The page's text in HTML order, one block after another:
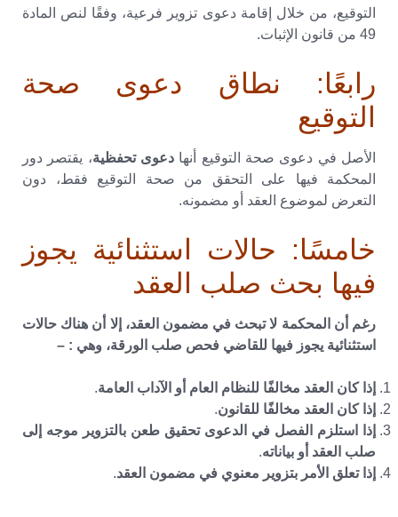
التوقيع، من خلال إقامة دعوى تزوير فرعية، وفقًا لنص المادة
49 من قانون الإثبات.
رابعًا: نطاق دعوى صحة
التوقيع
الأصل في دعوى صحة التوقيع أنها دعوى تحفظية، يقتصر دور
المحكمة فيها على التحقق من صحة التوقيع فقط، دون
التعرض لموضوع العقد أو مضمونه.
خامسًا: حالات استثنائية يجوز
فيها بحث صلب العقد
رغم أن المحكمة لا تبحث في مضمون العقد، إلا أن هناك حالات
استثنائية يجوز فيها للقاضي فحص صلب الورقة، وهي : –
إذا كان العقد مخالفًا للنظام العام أو الآداب العامة.
إذا كان العقد مخالفًا للقانون.
إذا استلزم الفصل في الدعوى تحقيق طعن بالتزوير موجه إلى
صلب العقد أو بياناته.
إذا تعلق الأمر بتزوير معنوي في مضمون العقد.